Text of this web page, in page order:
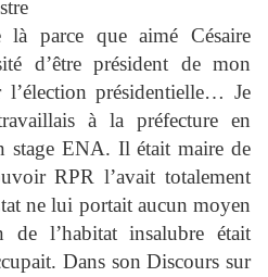
là parce que aimé Césaire
d’être président de mon
présidentielle… Je
à la préfecture en
stage ENA. Il était maire de
RPR l’avait totalement
ne lui portait aucun moyen
de l’habitat insalubre était
Dans son Discours sur